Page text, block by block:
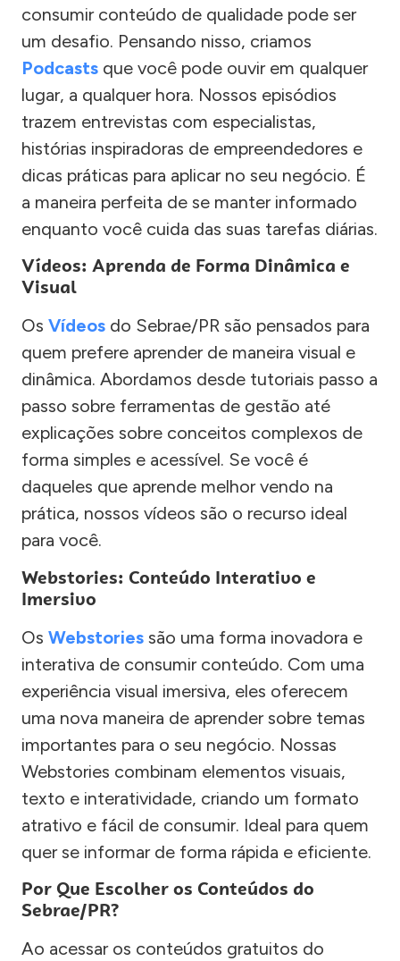
consumir conteúdo de qualidade pode ser
um desafio. Pensando nisso, criamos
Podcasts que você pode ouvir em qualquer
lugar, a qualquer hora. Nossos episódios
trazem entrevistas com especialistas,
histórias inspiradoras de empreendedores e
dicas práticas para aplicar no seu negócio. É
a maneira perfeita de se manter informado
enquanto você cuida das suas tarefas diárias.
Vídeos: Aprenda de Forma Dinâmica e
Visual
Os Vídeos do Sebrae/PR são pensados para
quem prefere aprender de maneira visual e
dinâmica. Abordamos desde tutoriais passo a
passo sobre ferramentas de gestão até
explicações sobre conceitos complexos de
forma simples e acessível. Se você é
daqueles que aprende melhor vendo na
prática, nossos vídeos são o recurso ideal
para você.
Webstories: Conteúdo Interativo e
Imersivo
Os Webstories são uma forma inovadora e
interativa de consumir conteúdo. Com uma
experiência visual imersiva, eles oferecem
uma nova maneira de aprender sobre temas
importantes para o seu negócio. Nossas
Webstories combinam elementos visuais,
texto e interatividade, criando um formato
atrativo e fácil de consumir. Ideal para quem
quer se informar de forma rápida e eficiente.
Por Que Escolher os Conteúdos do
Sebrae/PR?
Ao acessar os conteúdos gratuitos do